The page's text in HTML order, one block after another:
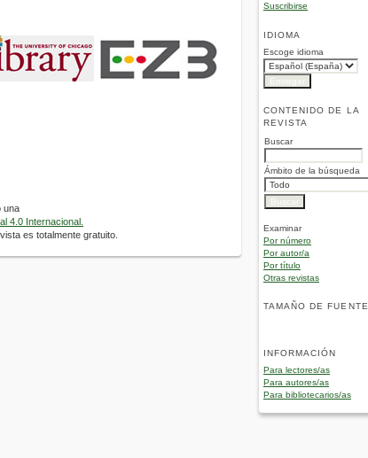
Suscribirse
IDIOMA
Escoge idioma
CONTENIDO DE LA
REVISTA
Buscar
Ámbito de la búsqueda
Examinar
Por número
Por autor/a
Por título
Otras revistas
TAMAÑO DE FUENTE
INFORMACIÓN
Para lectores/as
Para autores/as
Para bibliotecarios/as
una
4.0 Internacional.
es totalmente gratuito.